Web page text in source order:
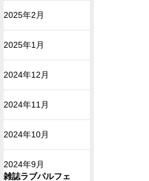
2025年2月
2025年1月
2024年12月
2024年11月
2024年10月
2024年9月
雑誌ラブパルフェ